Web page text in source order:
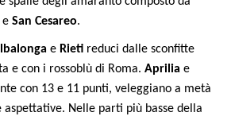
e San Cesareo.
e Rieti reduci dalle sconfitte
e con i rossoblù di Roma. Aprilia e
con 13 e 11 punti, veleggiano a metà
aspettative. Nelle parti più basse della